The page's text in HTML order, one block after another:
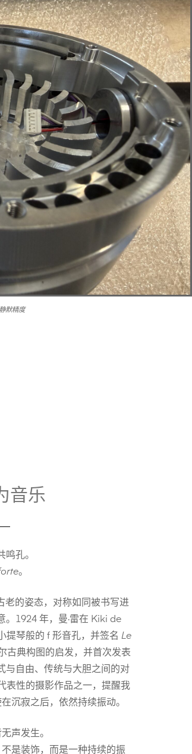
默精度
音乐
鸣孔。
。
老的姿态，对称如同被书写进
。1924 年，曼·雷在 Kiki de
提琴般的 f 形音孔，并签名 Le
古典构图的启发，并首次发表
与自由、传统与大胆之间的对
表性的摄影作品之一，提醒我
沉寂之后，依然持续振动。
声发生。
是装饰，而是一种持续的振